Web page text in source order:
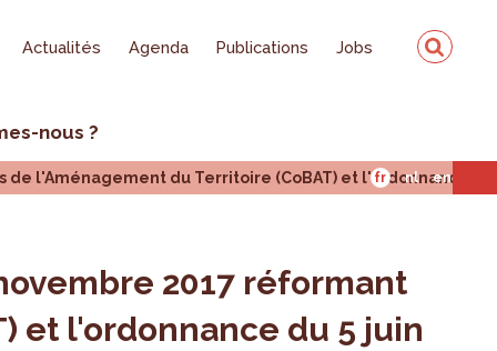
Actualités Agenda Publications Jobs
nous ?
l'Aménagement du Territoire (CoBAT) et l'ordonnance
fr nl en
2017 réformant
et l'ordonnance du 5 juin